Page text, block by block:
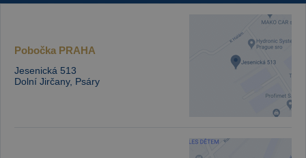
Pobočka PRAHA
Jesenická 513
Dolní Jirčany, Psáry